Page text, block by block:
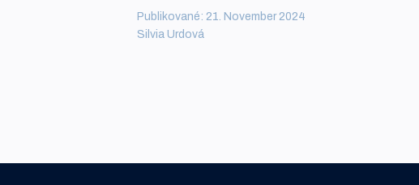
Publikované: 21. November 2024
Silvia Urdová